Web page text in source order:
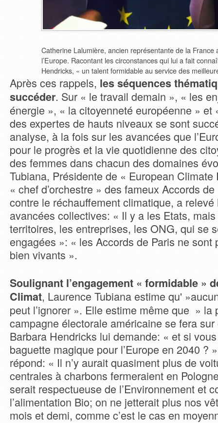
Catherine Lalumière, ancien représentante de la France
l’Europe. Racontant les circonstances qui lui a fait
Hendricks, « un talent formidable au service des
Après ces rappels, les séquences
succéder. Sur « le travail demain », « les
énergie », « la citoyenneté européenne » et
des expertes de hauts niveaux se sont
analyse, à la fois sur les avancées que
pour le progrès et la vie quotidienne des
des femmes dans chacun des domaines
Tubiana, Présidente de « European Climate
« chef d’orchestre » des fameux Accords
contre le réchauffement climatique, a relevé
avancées collectives: « Il y a les Etats,
territoires, les entreprises, les ONG, qui se
engagées »: « les Accords de Paris ne sont
bien vivants ».
Soulignant l’engagement « formidable »
Climat, Laurence Tubiana estime qu'
peut l’ignorer ». Elle estime même que » la
campagne électorale américaine se fera
Barbara Hendricks lui demande: « et si
baguette magique pour l’Europe en 2040 ?
répond: « Il n’y aurait quasiment plus de
centrales à charbons fermeraient en
serait respectueuse de l’Environnement et
l’alimentation Bio; on ne jetterait plus nos
mois et demi, comme c’est le cas en